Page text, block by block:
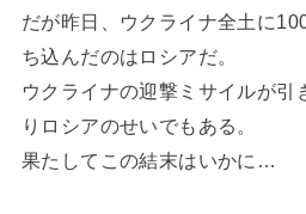
だが昨日、ウクライナ全土に
ち込んだのはロシアだ。
ウクライナの迎撃ミサイルが引
りロシアのせいでもある。
果たしてこの結末はいかに…